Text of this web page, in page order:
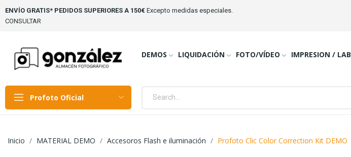
ENVÍO GRATIS* PEDIDOS SUPERIORES A 150€ Excepto medidas especiales.
CONSULTAR
DEMOS LIQUIDACIÓN FOTO/VÍDEO IMPRESION / LAB
Profoto Oficial
Inicio MATERIAL DEMO Accesoros Flash e iluminación Profoto Clic Color Correction Kit DEMO